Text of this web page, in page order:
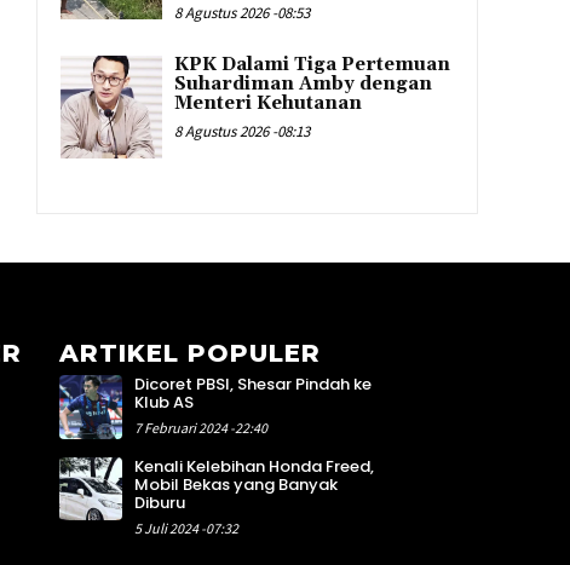
8 Agustus 2026 -08:53
KPK Dalami Tiga Pertemuan
Suhardiman Amby dengan
Menteri Kehutanan
8 Agustus 2026 -08:13
ARTIKEL POPULER
Dicoret PBSI, Shesar Pindah ke
Klub AS
7 Februari 2024 -22:40
Kenali Kelebihan Honda Freed,
Mobil Bekas yang Banyak
Diburu
5 Juli 2024 -07:32